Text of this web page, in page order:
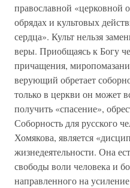
православной «церковной
обрядах и культовых
сердца». Культ нельзя
веры. Приобщаясь к Богу
причащения,
верующий обретает
только в церкви он может
получить «спасение»,
Соборность для русского
Хомякова, является
жизнедеятельности. Она
свободы воли человека и
направленного на